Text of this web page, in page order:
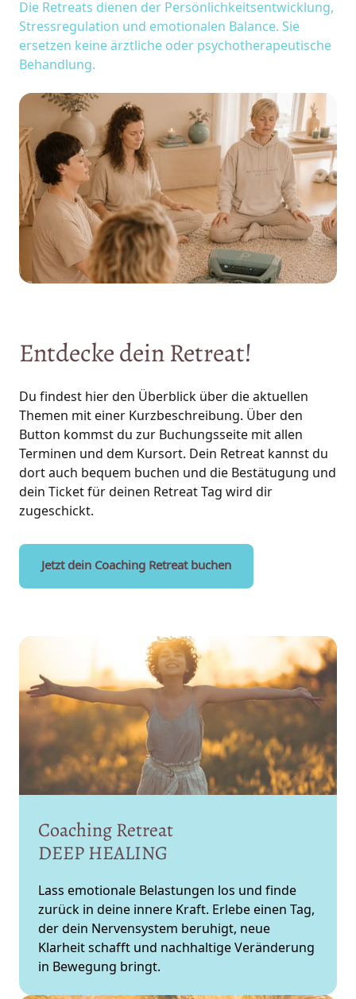
Die Retreats dienen der
Stressregulation und emotionalen Balance.
ersetzen keine ärztliche oder
Behandlung.
Entdecke dein Retreat!
Du findest hier den Überblick über die aktuellen
Themen mit einer Kurzbeschreibung. Über den
Button kommst du zur Buchungsseite mit allen
Terminen und dem Kursort. Dein Retreat kannst du
dort auch bequem buchen und die Bestätugung und
dein Ticket für deinen Retreat Tag wird dir
zugeschickt.
Jetzt dein Coaching Retreat buchen
Coaching Retreat
DEEP HEALING
Lass emotionale Belastungen los und finde
zurück in deine innere Kraft. Erlebe einen Tag,
der dein Nervensystem beruhigt, neue
Klarheit schafft und nachhaltige Veränderung
in Bewegung bringt.